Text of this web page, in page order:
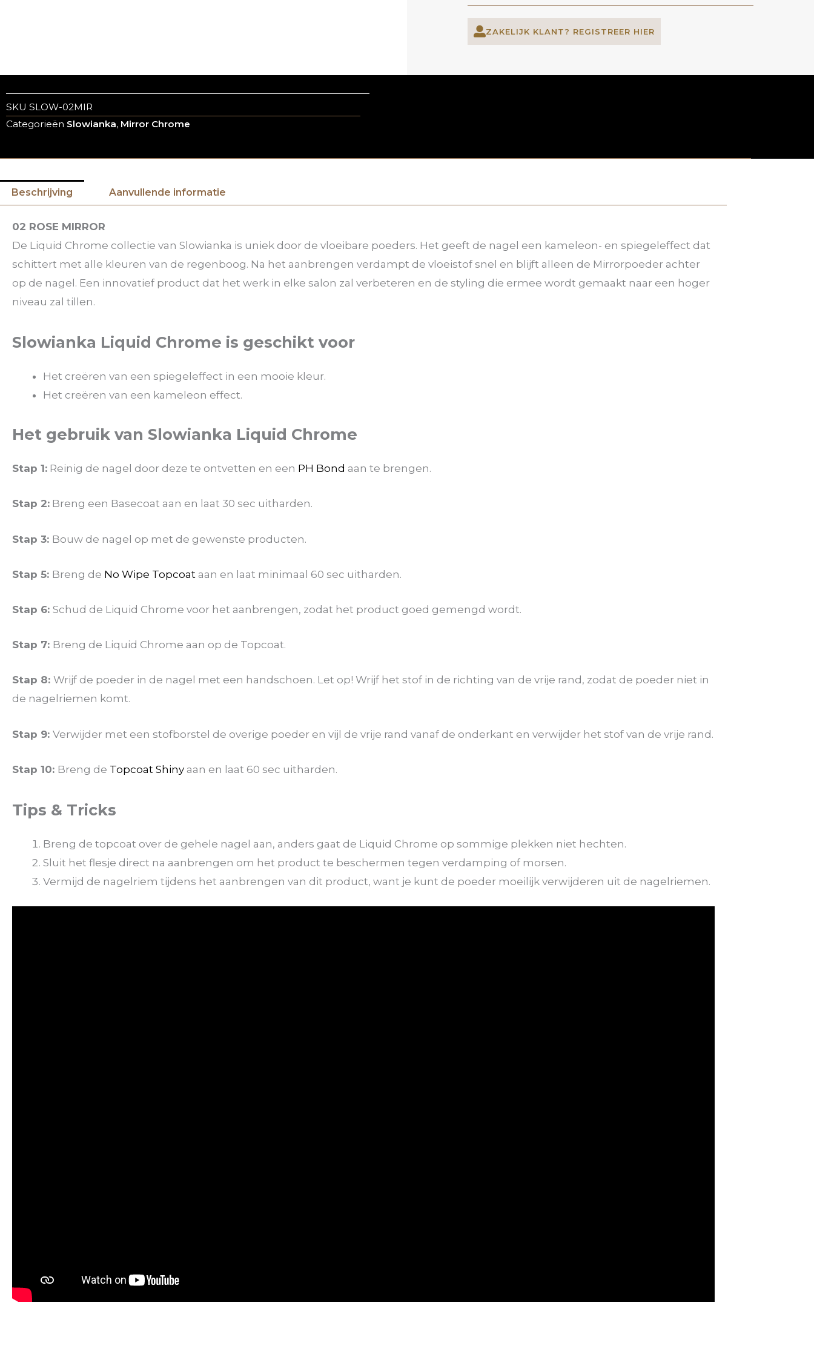
ZAKELIJK KLANT? REGISTREER HIER
SKU SLOW-02MIR
Categorieën Slowianka, Mirror Chrome
Beschrijving Aanvullende informatie
02 ROSE MIRROR
De Liquid Chrome collectie van Slowianka is uniek door de vloeibare poeders. Het geeft de nagel een kameleon- en spiegeleffect dat
schittert met alle kleuren van de regenboog. Na het aanbrengen verdampt de vloeistof snel en blijft alleen de Mirrorpoeder achter
op de nagel. Een innovatief product dat het werk in elke salon zal verbeteren en de styling die ermee wordt gemaakt naar een hoger
niveau zal tillen.
Slowianka Liquid Chrome is geschikt voor
Het creëren van een spiegeleffect in een mooie kleur.
Het creëren van een kameleon effect.
Het gebruik van Slowianka Liquid Chrome
Stap 1: Reinig de nagel door deze te ontvetten en een PH Bond aan te brengen.
Stap 2: Breng een Basecoat aan en laat 30 sec uitharden.
Stap 3: Bouw de nagel op met de gewenste producten.
Stap 5: Breng de No Wipe Topcoat aan en laat minimaal 60 sec uitharden.
Stap 6: Schud de Liquid Chrome voor het aanbrengen, zodat het product goed gemengd wordt.
Stap 7: Breng de Liquid Chrome aan op de Topcoat.
Stap 8: Wrijf de poeder in de nagel met een handschoen. Let op! Wrijf het stof in de richting van de vrije rand, zodat de poeder niet in
de nagelriemen komt.
Stap 9: Verwijder met een stofborstel de overige poeder en vijl de vrije rand vanaf de onderkant en verwijder het stof van de vrije rand.
Stap 10: Breng de Topcoat Shiny aan en laat 60 sec uitharden.
Tips & Tricks
Breng de topcoat over de gehele nagel aan, anders gaat de Liquid Chrome op sommige plekken niet hechten.
Sluit het flesje direct na aanbrengen om het product te beschermen tegen verdamping of morsen.
Vermijd de nagelriem tijdens het aanbrengen van dit product, want je kunt de poeder moeilijk verwijderen uit de nagelriemen.